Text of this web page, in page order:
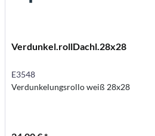
Verdunkel.rollDachl.28x28
E3548
Verdunkelungsrollo weiß 28x28